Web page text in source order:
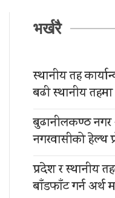
भर्खरै
स्थानीय तह
बढी स्थानीय
बुढानीलकण्ठ नगर
नगरवासीको हेल्थ
प्रदेश र स्थानीय
बाँडफाँट गर्न अर्थ